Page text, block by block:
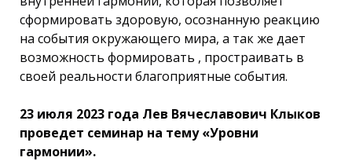
сформировать здоровую, осознанную реакцию
на события окружающего мира, а так же дает
возможность формировать , простраивать в
своей реальности благоприятные события.
23 июля 2023 года Лев Вячеславович Клыков
проведет семинар на тему «Уровни
гармонии».